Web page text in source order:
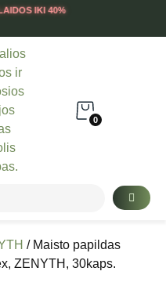
IKI 40%
0
/ Maisto papildas
ZENYTH, 30kaps.